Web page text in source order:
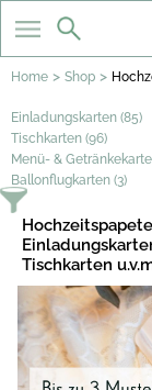
Home > Shop >
Einladungskarten (85)
Tischkarten (96)
Menü- &
Ballonflugkarten (3)
Tischkarten